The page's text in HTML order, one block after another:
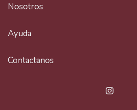
Nosotros
Ayuda
Contactanos